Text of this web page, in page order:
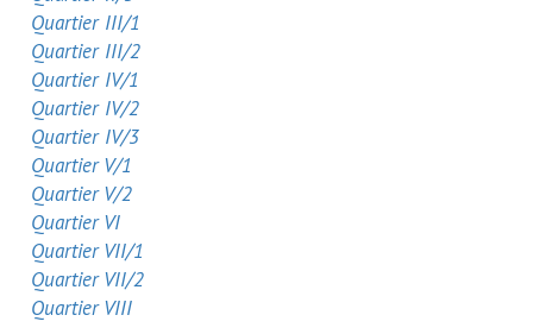
Quartier III/1
Quartier III/2
Quartier IV/1
Quartier IV/2
Quartier IV/3
Quartier V/1
Quartier V/2
Quartier VI
Quartier VII/1
Quartier VII/2
Quartier VIII